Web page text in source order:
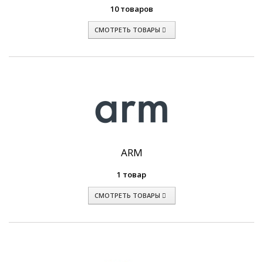
10 товаров
СМОТРЕТЬ ТОВАРЫ
ARM
1 товар
СМОТРЕТЬ ТОВАРЫ